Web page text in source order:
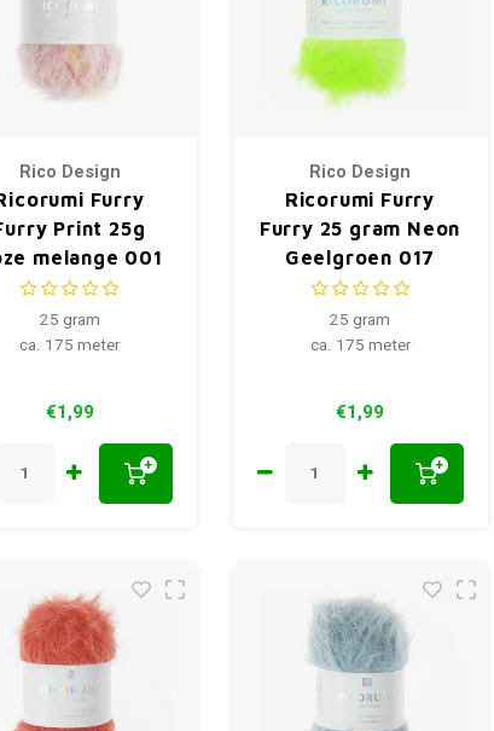
Rico Design
Furry
Print 25g
melange 001
25 gram
ca. 175 meter
€1,99
+
Rico Design
Ricorumi Furry
Furry 25 gram Neon
Geelgroen 017
25 gram
ca. 175 meter
€1,99
+